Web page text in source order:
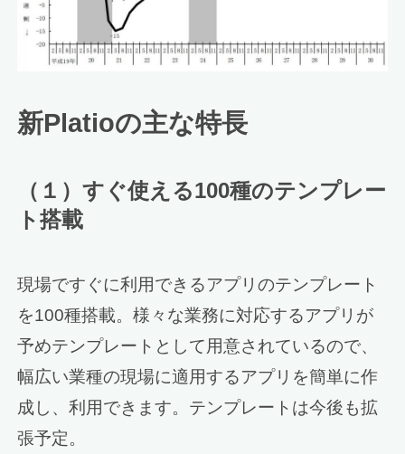
新Platioの主な特長
（１）すぐ使える100種のテンプレー
ト搭載
現場ですぐに利用できるアプリのテンプレート
を100種搭載。様々な業務に対応するアプリが
予めテンプレートとして用意されているので、
幅広い業種の現場に適用するアプリを簡単に作
成し、利用できます。テンプレートは今後も拡
張予定。